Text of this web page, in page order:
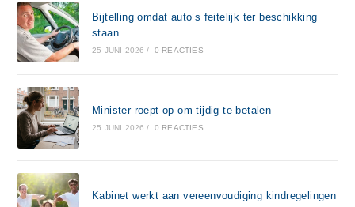
Bijtelling omdat auto’s feitelijk ter beschikking
staan
25 JUNI 2026 / 0 REACTIES
Minister roept op om tijdig te betalen
25 JUNI 2026 / 0 REACTIES
Kabinet werkt aan vereenvoudiging kindregelingen